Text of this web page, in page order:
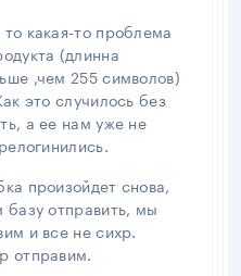
какая-то проблема
(длинна
,чем 255 символов)
это случилось без
а ее нам уже не
произойдет снова,
отправить, мы
и все не сихр.
отправим.